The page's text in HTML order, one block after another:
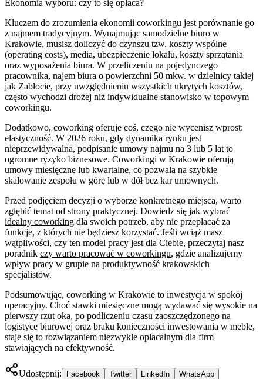
Ekonomia wyboru: czy to się opłaca?
Kluczem do zrozumienia ekonomii coworkingu jest porównanie go
z najmem tradycyjnym. Wynajmując samodzielne biuro w
Krakowie, musisz doliczyć do czynszu tzw. koszty wspólne
(operating costs), media, ubezpieczenie lokalu, koszty sprzątania
oraz wyposażenia biura. W przeliczeniu na pojedynczego
pracownika, najem biura o powierzchni 50 mkw. w dzielnicy takiej
jak Zabłocie, przy uwzględnieniu wszystkich ukrytych kosztów,
często wychodzi drożej niż indywidualne stanowisko w topowym
coworkingu.
Dodatkowo, coworking oferuje coś, czego nie wycenisz wprost:
elastyczność. W 2026 roku, gdy dynamika rynku jest
nieprzewidywalna, podpisanie umowy najmu na 3 lub 5 lat to
ogromne ryzyko biznesowe. Coworkingi w Krakowie oferują
umowy miesięczne lub kwartalne, co pozwala na szybkie
skalowanie zespołu w górę lub w dół bez kar umownych.
Przed podjęciem decyzji o wyborze konkretnego miejsca, warto
zgłębić temat od strony praktycznej. Dowiedz się jak wybrać
idealny coworking dla swoich potrzeb, aby nie przepłacać za
funkcje, z których nie będziesz korzystać. Jeśli wciąż masz
wątpliwości, czy ten model pracy jest dla Ciebie, przeczytaj nasz
poradnik czy warto pracować w coworkingu, gdzie analizujemy
wpływ pracy w grupie na produktywność krakowskich
specjalistów.
Podsumowując, coworking w Krakowie to inwestycja w spokój
operacyjny. Choć stawki miesięczne mogą wydawać się wysokie na
pierwszy rzut oka, po podliczeniu czasu zaoszczędzonego na
logistyce biurowej oraz braku konieczności inwestowania w meble,
staje się to rozwiązaniem niezwykle opłacalnym dla firm
stawiających na efektywność.
Udostępnij: Facebook Twitter LinkedIn WhatsApp